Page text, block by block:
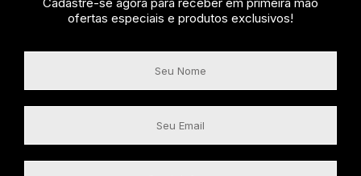
ofertas especiais e produtos exclusivos!